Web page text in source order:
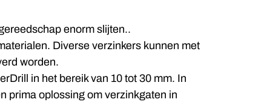
enorm slijten..
Diverse verzinkers kunnen met
worden.
in het bereik van 10 tot 30 mm. In
prima oplossing om verzinkgaten in